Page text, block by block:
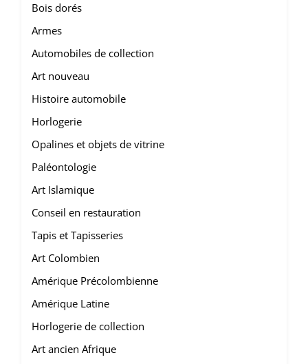
Bois dorés
Armes
Automobiles de collection
Art nouveau
Histoire automobile
Horlogerie
Opalines et objets de vitrine
Paléontologie
Art Islamique
Conseil en restauration
Tapis et Tapisseries
Art Colombien
Amérique Précolombienne
Amérique Latine
Horlogerie de collection
Art ancien Afrique